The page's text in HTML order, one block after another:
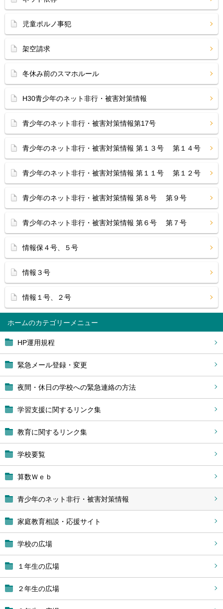
ホーム
HP運用規程
緊急メール登録・変更
夜間・休日の学校への緊急連絡の方法
学習支援に関するリンク集
教育に関するリンク集
学校要覧
算数Ｗｅｂ
青少年のネット非行・被害対策情報
家庭教育相談・応援サイト
学校の広場
１年生の広場
２年生の広場
児童ポルノ事犯
架空請求
冬休み前のスマホルール
H30青少年のネット非行・被害対策情報
青少年のネット非行・被害対策情報第17号
青少年のネット非行・被害対策情報 第１３号 第１４号
青少年のネット非行・被害対策情報 第１１号 第１２号
青少年のネット非行・被害対策情報 第８号 第９号
青少年のネット非行・被害対策情報 第６号 第７号
情報保４号、５号
情報３号
情報１号、２号